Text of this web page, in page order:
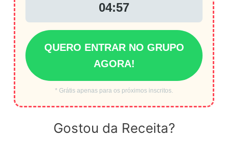
04:56
QUERO ENTRAR NO GRUPO
AGORA!
* Grátis apenas para os próximos inscritos.
Gostou da Receita?